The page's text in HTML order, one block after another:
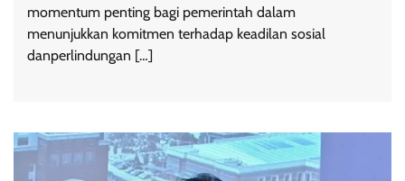
momentum penting bagi pemerintah dalam
menunjukkan komitmen terhadap keadilan sosial
danperlindungan […]